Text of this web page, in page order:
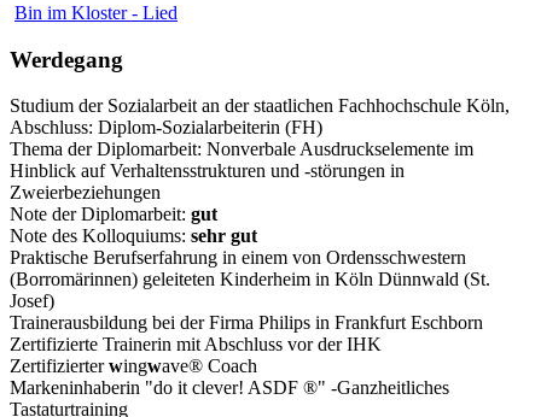
Bin im Kloster - Lied
Werdegang
Studium der Sozialarbeit an der staatlichen Fachhochschule Köln,
Abschluss: Diplom-Sozialarbeiterin (FH)
Thema der Diplomarbeit: Nonverbale Ausdruckselemente im
Hinblick auf Verhaltensstrukturen und -störungen in
Zweierbeziehungen
Note der Diplomarbeit: gut
Note des Kolloquiums: sehr gut
Praktische Berufserfahrung in einem von Ordensschwestern
(Borromärinnen) geleiteten Kinderheim in Köln Dünnwald (St.
Josef)
Trainerausbildung bei der Firma Philips in Frankfurt Eschborn
Zertifizierte Trainerin mit Abschluss vor der IHK
Zertifizierterwingwave® Coach
Markeninhaberin "do it clever! ASDF ®" -Ganzheitliches
Tastaturtraining